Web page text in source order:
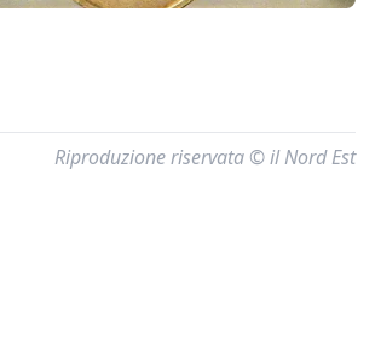
Riproduzione riservata © il Nord Est